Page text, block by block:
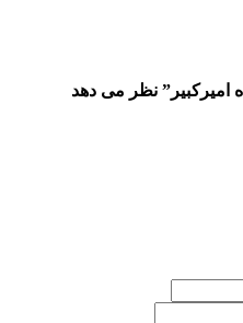
امیرکبیر” نظر می دهد